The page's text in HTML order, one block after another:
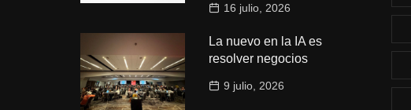
16 julio, 2026
La nuevo en la IA es
resolver negocios
9 julio, 2026